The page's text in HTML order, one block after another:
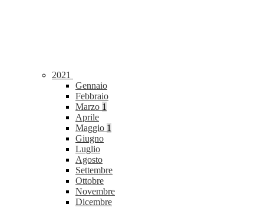
2021
Gennaio
Febbraio
Marzo 1
Aprile
Maggio 1
Giugno
Luglio
Agosto
Settembre
Ottobre
Novembre
Dicembre